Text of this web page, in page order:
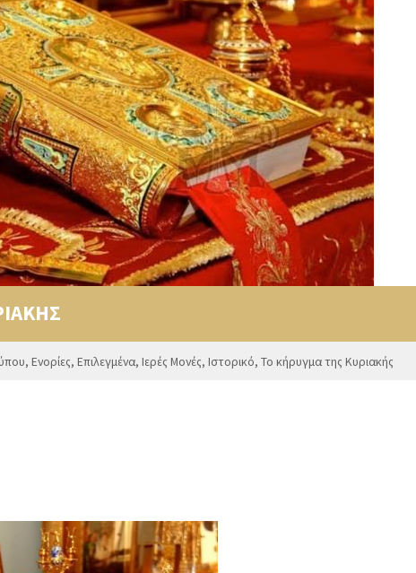
, Ενορίες, Επιλεγμένα, Ιερές Μονές, Ιστορικό, Το κήρυγμα της Κυριακής